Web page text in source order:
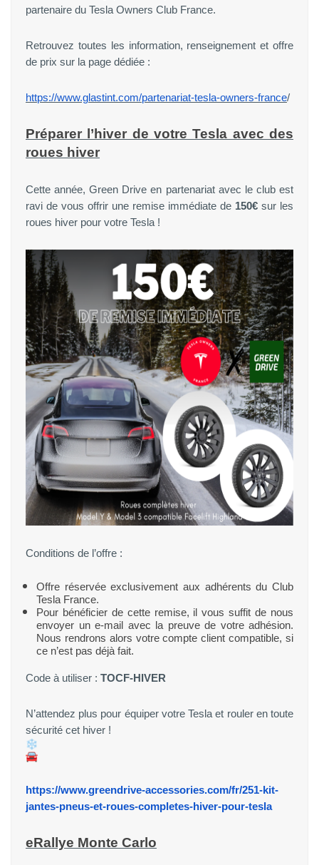
partenaire du Tesla Owners Club France.
Retrouvez toutes les information, renseignement et offre
de prix sur la page dédiée :
https://www.glastint.com/partenariat-tesla-owners-france/
Préparer l’hiver de votre Tesla avec des
roues hiver
Cette année, Green Drive en partenariat avec le club est
ravi de vous offrir une remise immédiate de 150€ sur les
roues hiver pour votre Tesla !
Conditions de l’offre :
Offre réservée exclusivement aux adhérents du Club
Tesla France.
Pour bénéficier de cette remise, il vous suffit de nous
envoyer un e-mail avec la preuve de votre adhésion.
Nous rendrons alors votre compte client compatible, si
ce n’est pas déjà fait.
Code à utiliser : TOCF-HIVER
N’attendez plus pour équiper votre Tesla et rouler en toute
sécurité cet hiver !
https://www.greendrive-accessories.com/fr/251-kit-
jantes-pneus-et-roues-completes-hiver-pour-tesla
eRallye Monte Carlo